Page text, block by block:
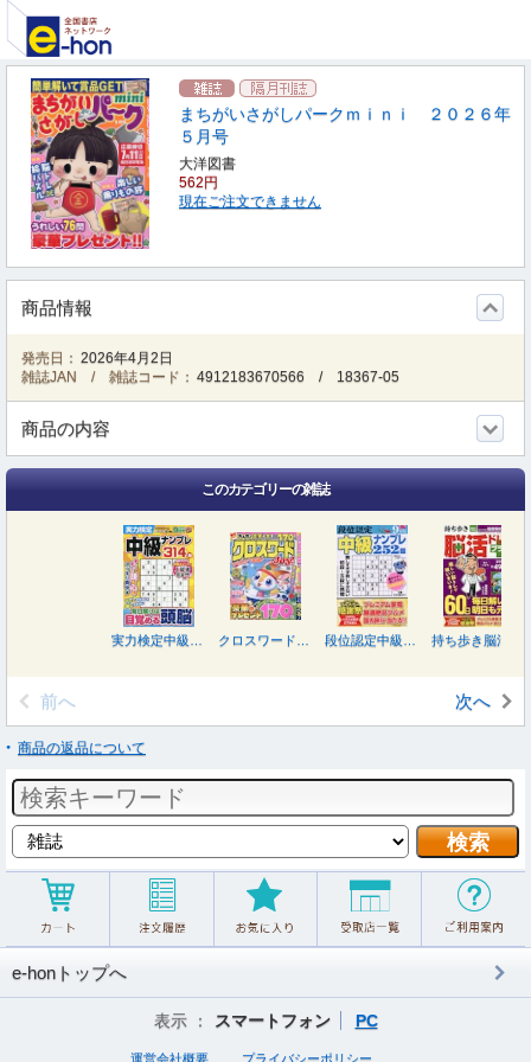
まちがいさがしパークｍｉｎｉ ２０２６年
５月号
大洋図書
562円
現在ご注文できません
商品情報
発売日： 2026年4月2日
雑誌JAN / 雑誌コード： 4912183670566 / 18367-05
商品の内容
このカテゴリーの雑誌
前へ 次へ
商品の返品について
e-honトップへ
表示 ： スマートフォン PC
運営会社概要 プライバシーポリシー